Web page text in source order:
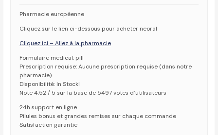
Pharmacie européenne
Cliquez sur le lien ci-dessous pour acheter neoral
Cliquez ici – Allez à la pharmacie
Formulaire medical: pill
Prescription requise: Aucune prescription requise (dans notre
pharmacie)
Disponibilité: In Stock!
Note 4,52 / 5 sur la base de 5497 votes d’utilisateurs
24h support en ligne
Pilules bonus et grandes remises sur chaque commande
Satisfaction garantie